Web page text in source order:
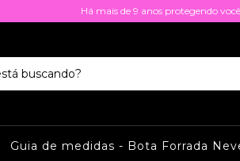
Há mais de 9 anos protegendo
Guia de medidas - Bota Forrada